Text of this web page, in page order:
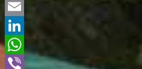
Twitter
Email
LinkedIn
WhatsApp